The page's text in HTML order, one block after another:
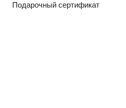
Подарочный сертификат